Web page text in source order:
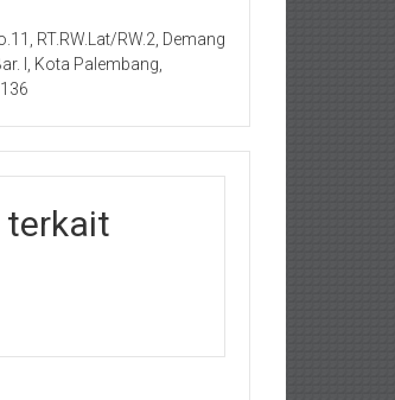
RT.RW.Lat/RW.2, Demang
I, Kota Palembang,
terkait